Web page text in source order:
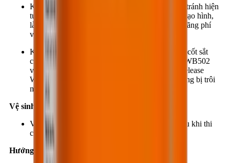
Không nên quét dư BestRelease WB502, nhằm tránh hiện
tượng BestRelease WB502 hoà lẫn vào vật liệu tạo hình,
làm giảm chất lượng vật liệu tạo hình cũng như lãng phí
vật liệu.
Không nên để BestRelease WB502 tiếp xúc với cốt sắt
của sản phẩm cần đúc. Bảo vệ lớp BestRelease WB502
vừa mới thi công tránh mưa. Khi đã khô, BestRelease
WB502 có thể chịu ảnh hưởng của thời tiết, không bị trôi
mất khi trời mưa.
Vệ sinh:
Vệ sinh thiết bị và dụng cụ bằng giẻ lau ngay sau khi thi
công.
Hướng dẫn an toàn: